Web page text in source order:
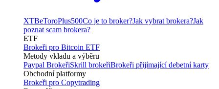
XTBeToroPlus500Co je to broker?Jak vybrat brokera?Jak
poznat scam brokera?
ETF
Brokeři pro Bitcoin ETF
Metody vkladu a výběru
Paypal BrokeřiSkrill brokeřiBrokeři přijímající debetní karty
Obchodní platformy
Brokeři pro Copytrading